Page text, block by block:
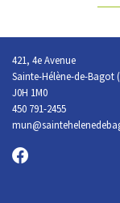
421, 4e Avenue
Sainte-Hélène-de-Bagot
J0H 1M0
450 791-2455